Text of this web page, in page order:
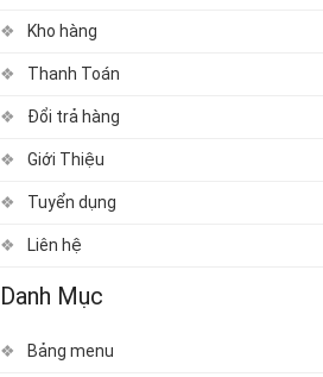
Kho hàng
Thanh Toán
Đổi trả hàng
Giới Thiệu
Tuyển dụng
Liên hệ
Danh Mục
Bảng menu